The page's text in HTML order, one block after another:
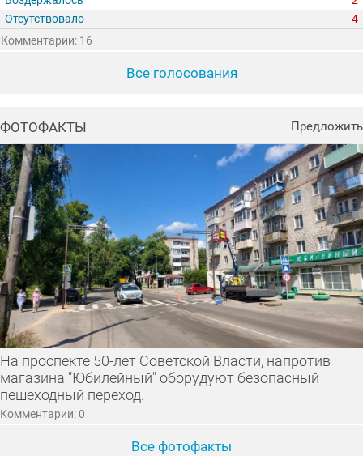
Отсутствовало
4
Комментарии: 16
Все голосования
ФОТОФАКТЫ Предложить
На проспекте 50-лет Советской Власти, напротив
магазина "Юбилейный" оборудуют безопасный
пешеходный переход.
Комментарии: 0
Все фотофакты